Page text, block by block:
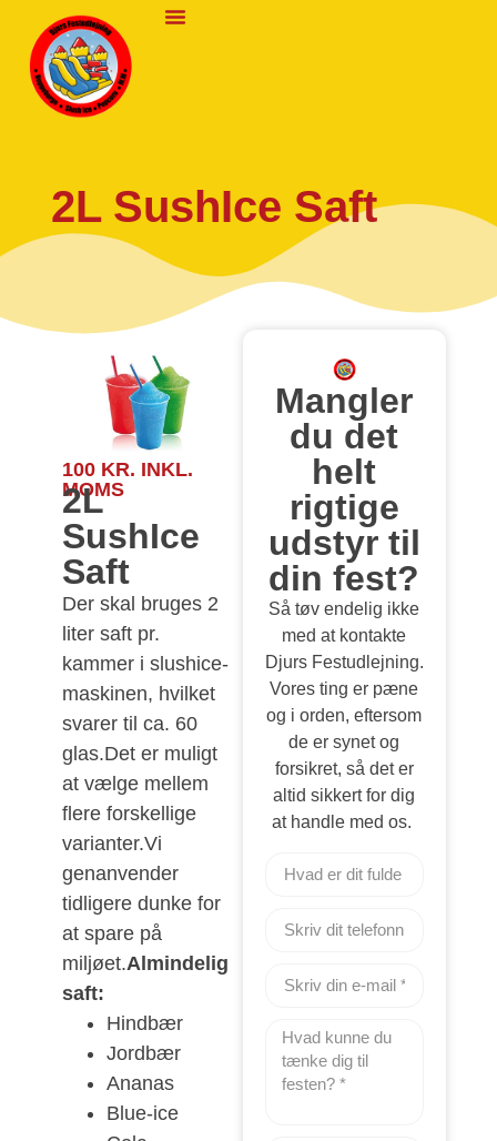
2L SushIce Saft
100 KR. INKL.
MOMS
2L
SushIce
Saft
Der skal bruges 2
liter saft pr.
kammer i slushice-
maskinen, hvilket
svarer til ca. 60
glas.Det er muligt
at vælge mellem
flere forskellige
varianter.Vi
genanvender
tidligere dunke for
at spare på
miljøet.Almindelig
saft:
Hindbær
Jordbær
Ananas
Blue-ice
Mangler
du det
helt
rigtige
udstyr til
din fest?
Så tøv endelig ikke
med at kontakte
Djurs Festudlejning.
Vores ting er pæne
og i orden, eftersom
de er synet og
forsikret, så det er
altid sikkert for dig
at handle med os.